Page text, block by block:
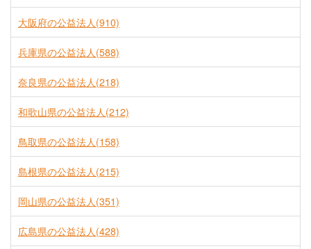
大阪府の公益法人(910)
兵庫県の公益法人(588)
奈良県の公益法人(218)
和歌山県の公益法人(212)
鳥取県の公益法人(158)
島根県の公益法人(215)
岡山県の公益法人(351)
広島県の公益法人(428)